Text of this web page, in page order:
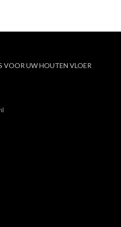
VOOR UW HOUTEN VLOER